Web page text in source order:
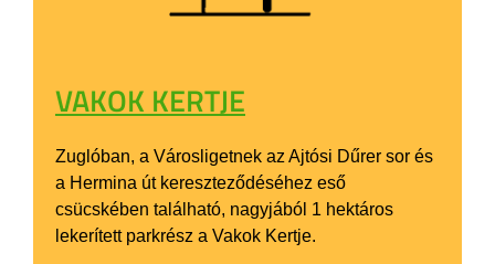
VAKOK KERTJE
Zuglóban, a Városligetnek az Ajtósi Dűrer sor és
a Hermina út kereszteződéséhez eső
csücskében található, nagyjából 1 hektáros
lekerített parkrész a Vakok Kertje.